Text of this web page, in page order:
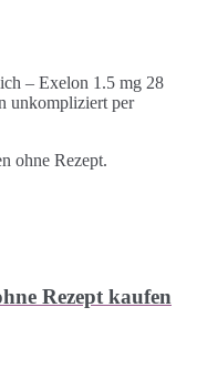
– Exelon 1.5 mg 28
unkompliziert per
ohne Rezept.
Rezept kaufen